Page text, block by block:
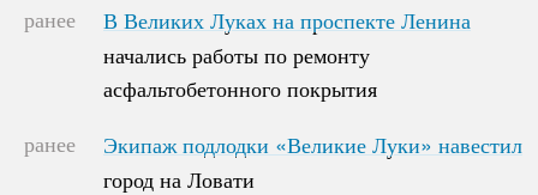
ранее
В Великих Луках на проспекте Ленина
начались работы по ремонту
асфальтобетонного покрытия
В Великих Луках на проспекте Ленина
начались работы по ремонту
асфальтобетонного покрытия
ранее
Экипаж подлодки «Великие Луки» навестил
город на Ловати
Экипаж подлодки «Великие Луки» навестил
город на Ловати